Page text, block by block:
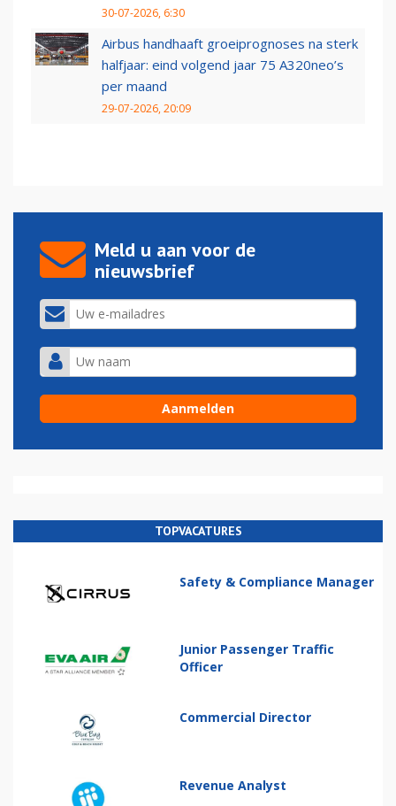
30-07-2026, 6:30
Airbus handhaaft groeiprognoses na sterk
halfjaar: eind volgend jaar 75 A320neo’s
per maand
29-07-2026, 20:09
Meld u aan voor de
nieuwsbrief
TOPVACATURES
Safety & Compliance Manager
Junior Passenger Traffic
Officer
Commercial Director
Revenue Analyst